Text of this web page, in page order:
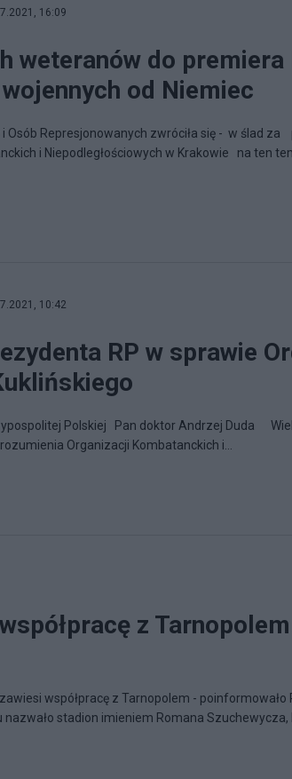
16:09
weteranów do premiera
od Niemiec
Represjonowanych zwróciła się - w ślad
i Niepodległościowych w Krakowie na ten
10:42
RP w sprawie
Polskiej Pan doktor Andrzej Duda
Organizacji Kombatanckich i...
z
współpracę z Tarnopolem - poinformowało
stadion imieniem Romana Szuchewycza,